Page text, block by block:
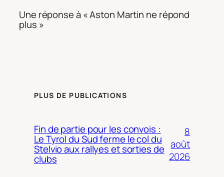
Une réponse à « Aston Martin ne répond
plus »
PLUS DE PUBLICATIONS
Fin de partie pour les convois :
Le Tyrol du Sud ferme le col du
Stelvio aux rallyes et sorties de
clubs
8
août
2026